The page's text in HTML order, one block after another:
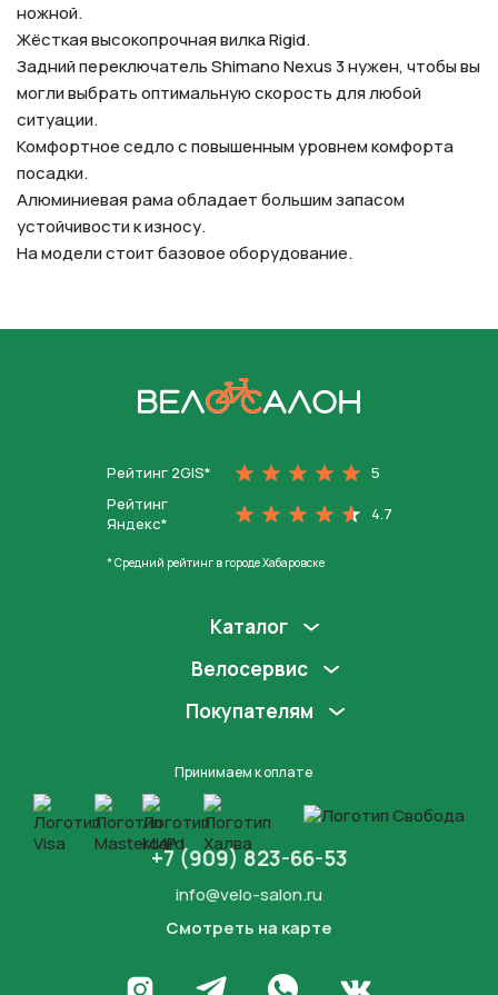
ножной.
Жёсткая высокопрочная вилка Rigid.
Задний переключатель Shimano Nexus 3 нужен, чтобы вы
могли выбрать оптимальную скорость для любой
ситуации.
Комфортное седло с повышенным уровнем комфорта
посадки.
Алюминиевая рама обладает большим запасом
устойчивости к износу.
На модели стоит базовое оборудование.
Рейтинг 2GIS*
5
Рейтинг
Яндекс*
4.7
* Средний рейтинг в городе Хабаровске
Каталог
Велосервис
Покупателям
Принимаем к оплате
+7 (909) 823-66-53
info@velo-salon.ru
Смотреть на карте
Перейти в Инстаграм
Написать в Телеграм
Написать в WhatsApp
Перейти во